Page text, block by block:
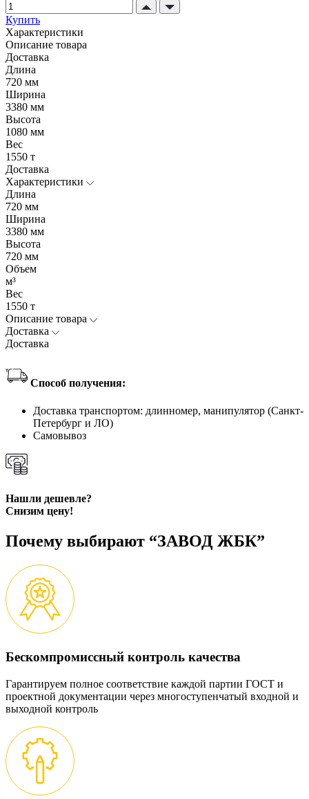
Купить
Характеристики
Описание товара
Доставка
Длина
720 мм
Ширина
3380 мм
Высота
1080 мм
Вес
1550 т
Доставка
Характеристики
Длина
720 мм
Ширина
3380 мм
Высота
720 мм
Объем
м³
Вес
1550 т
Описание товара
Доставка
Доставка
Способ получения:
Доставка транспортом: длинномер, манипулятор (Санкт-
Петербург и ЛО)
Самовывоз
Нашли дешевле?
Снизим цену!
Почему выбирают “ЗАВОД ЖБК”
Бескомпромиссный контроль качества
Гарантируем полное соответствие каждой партии ГОСТ и
проектной документации через многоступенчатый входной и
выходной контроль